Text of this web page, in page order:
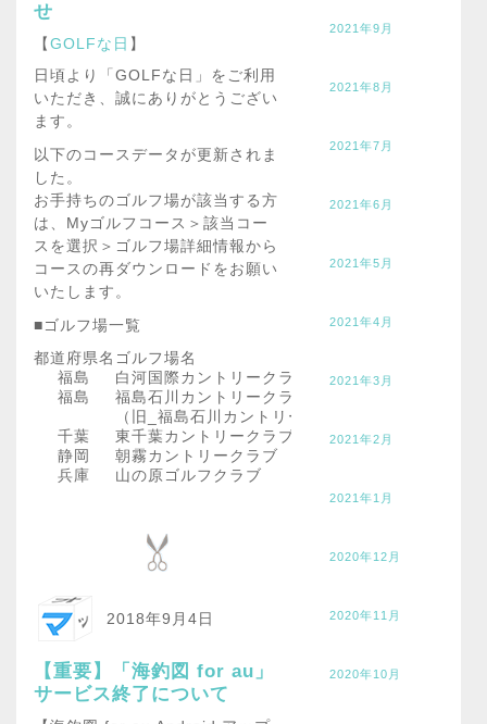
せ
【GOLFな日 】
日頃より「GOLFな日」をご利用
いただき、誠にありがとうござい
ます。
以下のコースデータが更新されま
した。
お手持ちのゴルフ場が該当する方
は、Myゴルフコース＞該当コー
スを選択＞ゴルフ場詳細情報から
コースの再ダウンロードをお願い
いたします。
■ゴルフ場一覧
都道府県名 ゴルフ場名
福島
白河国際カントリークラブ
福島
福島石川カントリークラブ ゴルフパーク
（旧_福島石川カントリークラブ)
千葉
東千葉カントリークラブ
静岡
朝霧カントリークラブ
兵庫
山の原ゴルフクラブ
2018年9月4日
【重要】「海釣図 for au」
サービス終了について
2021年9月
2021年8月
2021年7月
2021年6月
2021年5月
2021年4月
2021年3月
2021年2月
2021年1月
2020年12月
2020年11月
2020年10月